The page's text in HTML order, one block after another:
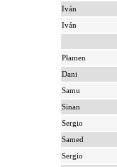
Iván
Iván
Płamen
Dani
Samu
Sinan
Sergio
Samed
Sergio